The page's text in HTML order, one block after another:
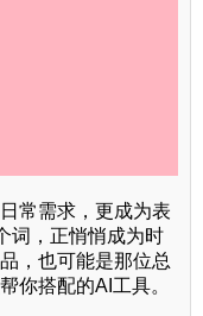
常需求，更成为表
词，正悄悄成为时
，也可能是那位总
你搭配的AI工具。